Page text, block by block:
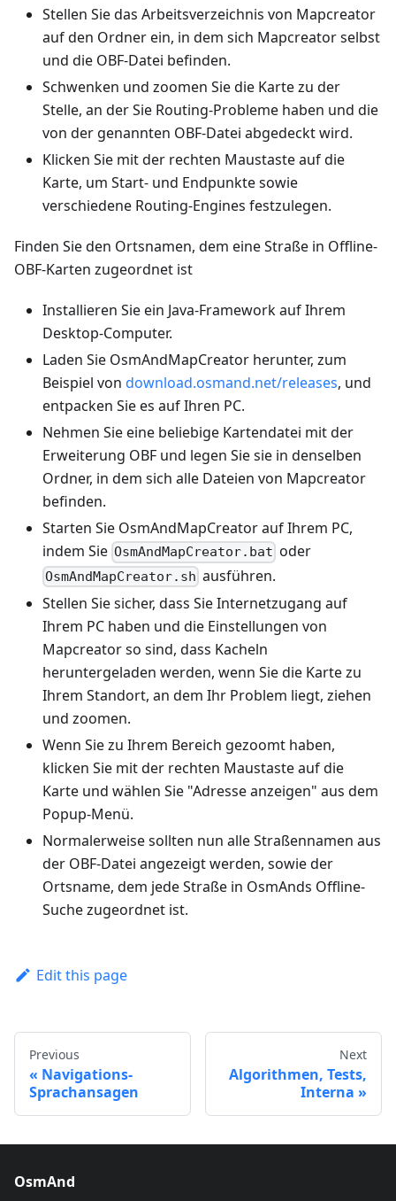
Stellen Sie das Arbeitsverzeichnis von Mapcreator
auf den Ordner ein, in dem sich Mapcreator selbst
und die OBF-Datei befinden.
Schwenken und zoomen Sie die Karte zu der
Stelle, an der Sie Routing-Probleme haben und die
von der genannten OBF-Datei abgedeckt wird.
Klicken Sie mit der rechten Maustaste auf die
Karte, um Start- und Endpunkte sowie
verschiedene Routing-Engines festzulegen.
Finden Sie den Ortsnamen, dem eine Straße in Offline-
OBF-Karten zugeordnet ist
Installieren Sie ein Java-Framework auf Ihrem
Desktop-Computer.
Laden Sie OsmAndMapCreator herunter, zum
Beispiel von download.osmand.net/releases, und
entpacken Sie es auf Ihren PC.
Nehmen Sie eine beliebige Kartendatei mit der
Erweiterung OBF und legen Sie sie in denselben
Ordner, in dem sich alle Dateien von Mapcreator
befinden.
Starten Sie OsmAndMapCreator auf Ihrem PC,
indem Sie OsmAndMapCreator.bat oder
OsmAndMapCreator.sh ausführen.
Stellen Sie sicher, dass Sie Internetzugang auf
Ihrem PC haben und die Einstellungen von
Mapcreator so sind, dass Kacheln
heruntergeladen werden, wenn Sie die Karte zu
Ihrem Standort, an dem Ihr Problem liegt, ziehen
und zoomen.
Wenn Sie zu Ihrem Bereich gezoomt haben,
klicken Sie mit der rechten Maustaste auf die
Karte und wählen Sie "Adresse anzeigen" aus dem
Popup-Menü.
Normalerweise sollten nun alle Straßennamen aus
der OBF-Datei angezeigt werden, sowie der
Ortsname, dem jede Straße in OsmAnds Offline-
Suche zugeordnet ist.
Edit this page
Previous
Navigations-
Sprachansagen
Next
Algorithmen, Tests,
Interna
OsmAnd